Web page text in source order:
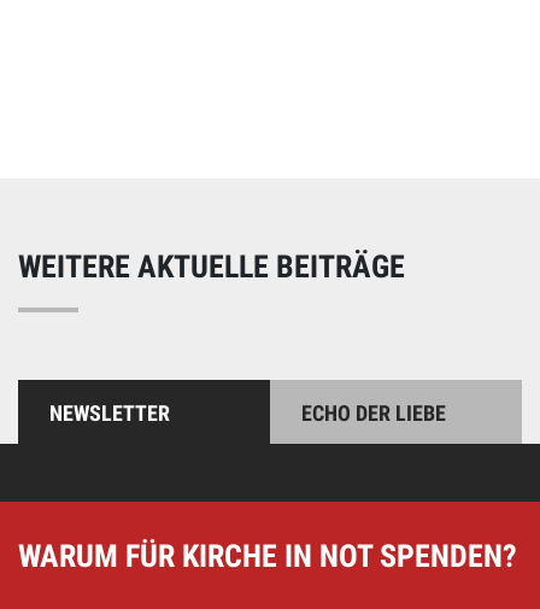
WEITERE AKTUELLE BEITRÄGE
NEWSLETTER ECHO DER LIEBE
WARUM FÜR KIRCHE IN NOT SPENDEN?